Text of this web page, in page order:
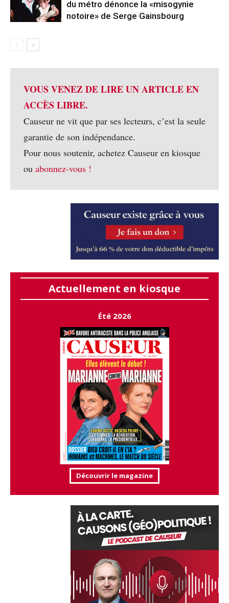
du métro dénonce la «misogynie
notoire» de Serge Gainsbourg
VOUS VENEZ DE LIRE UN ARTICLE EN
ACCÈS LIBRE.
Causeur ne vit que par ses lecteurs, c’est la seule
garantie de son indépendance.
Pour nous soutenir, achetez Causeur en kiosque
ou abonnez-vous !
Actuellement en kiosque
Été 2026
Découvrir le magazine